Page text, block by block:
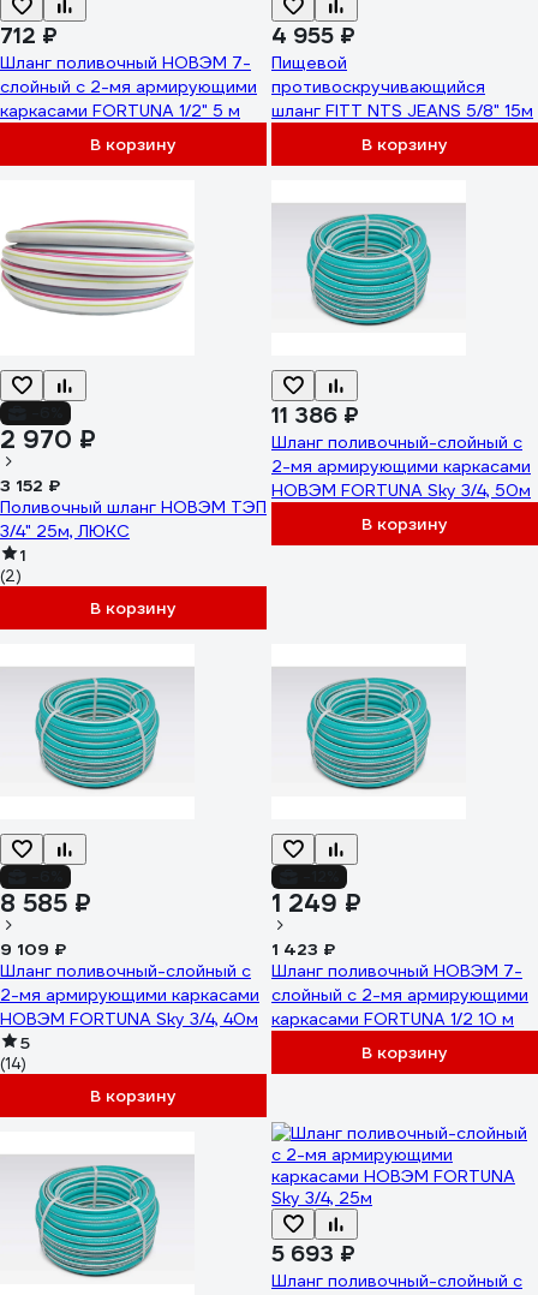
712 ₽
Шланг поливочный НОВЭМ 7-
слойный с 2-мя армирующими
каркасами FORTUNA 1/2" 5 м
В корзину
4 955 ₽
Пищевой
противоскручивающийся
шланг FITT NTS JEANS 5/8" 15м
В корзину
2 970 ₽
3 152 ₽
Поливочный шланг НОВЭМ ТЭП
3/4" 25м, ЛЮКС
1
(2)
В корзину
11 386 ₽
Шланг поливочный-слойный с
2-мя армирующими каркасами
НОВЭМ FORTUNA Sky 3/4, 50м
В корзину
8 585 ₽
9 109 ₽
Шланг поливочный-слойный с
2-мя армирующими каркасами
НОВЭМ FORTUNA Sky 3/4, 40м
5
(14)
В корзину
1 249 ₽
1 423 ₽
Шланг поливочный НОВЭМ 7-
слойный с 2-мя армирующими
каркасами FORTUNA 1/2 10 м
В корзину
5 693 ₽
Шланг поливочный-слойный с